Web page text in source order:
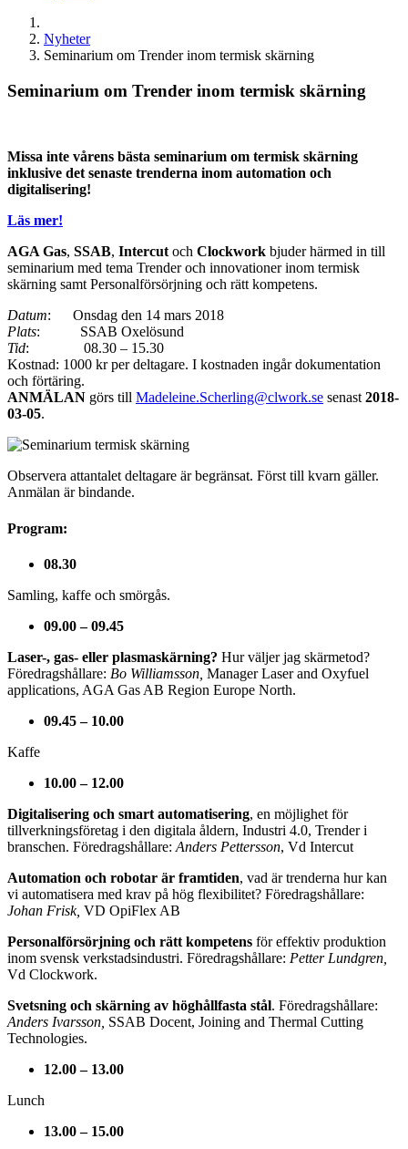
Nyheter
Seminarium om Trender inom termisk skärning
Seminarium om Trender inom termisk skärning
Missa inte vårens bästa seminarium om termisk skärning
inklusive det senaste trenderna inom automation och
digitalisering!
Läs mer!
AGA Gas, SSAB, Intercutoch Clockwork bjuder härmed in till
seminarium med tema Trender och innovationer inom termisk
skärning samt Personalförsörjning och rätt kompetens.
Datum: Onsdag den 14 mars 2018
Plats: SSAB Oxelösund
Tid: 08.30 – 15.30
Kostnad: 1000 kr per deltagare. I kostnaden ingår dokumentation
och förtäring.
ANMÄLAN görs till Madeleine.Scherling@clwork.se senast2018-
03-05.
Observera attantalet deltagare är begränsat. Först till kvarn gäller.
Anmälan är bindande.
Program:
08.30
Samling, kaffe och smörgås.
09.00 – 09.45
Laser-, gas- eller plasmaskärning? Hur väljer jag skärmetod?
Föredragshållare: Bo Williamsson, Manager Laser and Oxyfuel
applications, AGA Gas AB Region Europe North.
09.45 – 10.00
Kaffe
10.00 – 12.00
Digitalisering och smart automatisering, en möjlighet för
tillverkningsföretag i den digitala åldern, Industri 4.0, Trender i
branschen. Föredragshållare: Anders Pettersson, Vd Intercut
Automation och robotar är framtiden, vad är trenderna hur kan
vi automatisera med krav på hög flexibilitet? Föredragshållare:
Johan Frisk, VD OpiFlex AB
Personalförsörjning och rätt kompetens för effektiv produktion
inom svensk verkstadsindustri. Föredragshållare: Petter Lundgren,
Vd Clockwork.
Svetsning och skärning av höghållfasta stål. Föredragshållare:
Anders Ivarsson, SSAB Docent, Joining and Thermal Cutting
Technologies.
12.00 – 13.00
Lunch
13.00 – 15.00